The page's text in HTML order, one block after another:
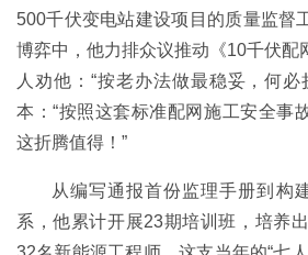
500千伏变电站建设项目的质量监督
博弈中，他力排众议推动《10千伏配
人劝他：“按老办法做最稳妥，何
本：“按照这套标准配网施工安全事
这折腾值得！”
从编写通报首份监理手册到构
系，他累计开展23期培训班，培养